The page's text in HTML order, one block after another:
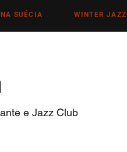
SUÉCIA WINTER JAZZ
e Jazz Club